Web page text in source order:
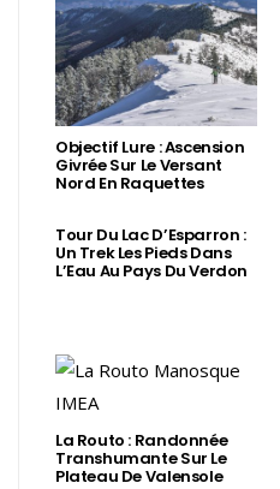
Objectif Lure : Ascension
Givrée Sur Le Versant
Nord En Raquettes
Tour Du Lac D’Esparron :
Un Trek Les Pieds Dans
L’Eau Au Pays Du Verdon
La Routo : Randonnée
Transhumante Sur Le
Plateau De Valensole